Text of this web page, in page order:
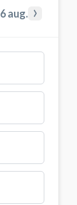
6 aug. ›